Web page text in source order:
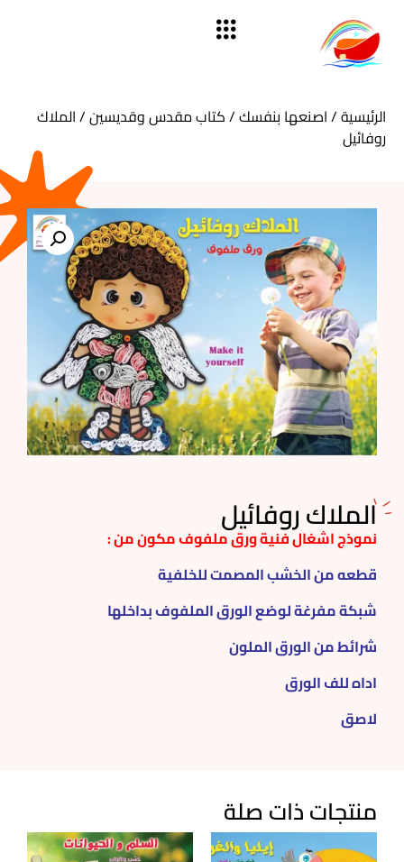
الرئيسية/اصنعها بنفسك/كتاب مقدس وقديسين/ الملاك
روفائيل
الملاك روفائيل
نموذج اشغال فنية ورق ملفوف مكون من :
قطعه من الخشب المصمت للخلفية
شبكة مفرغة لوضع الورق الملفوف بداخلها
شرائط من الورق الملون
اداه للف الورق
لاصق
منتجات ذات صلة